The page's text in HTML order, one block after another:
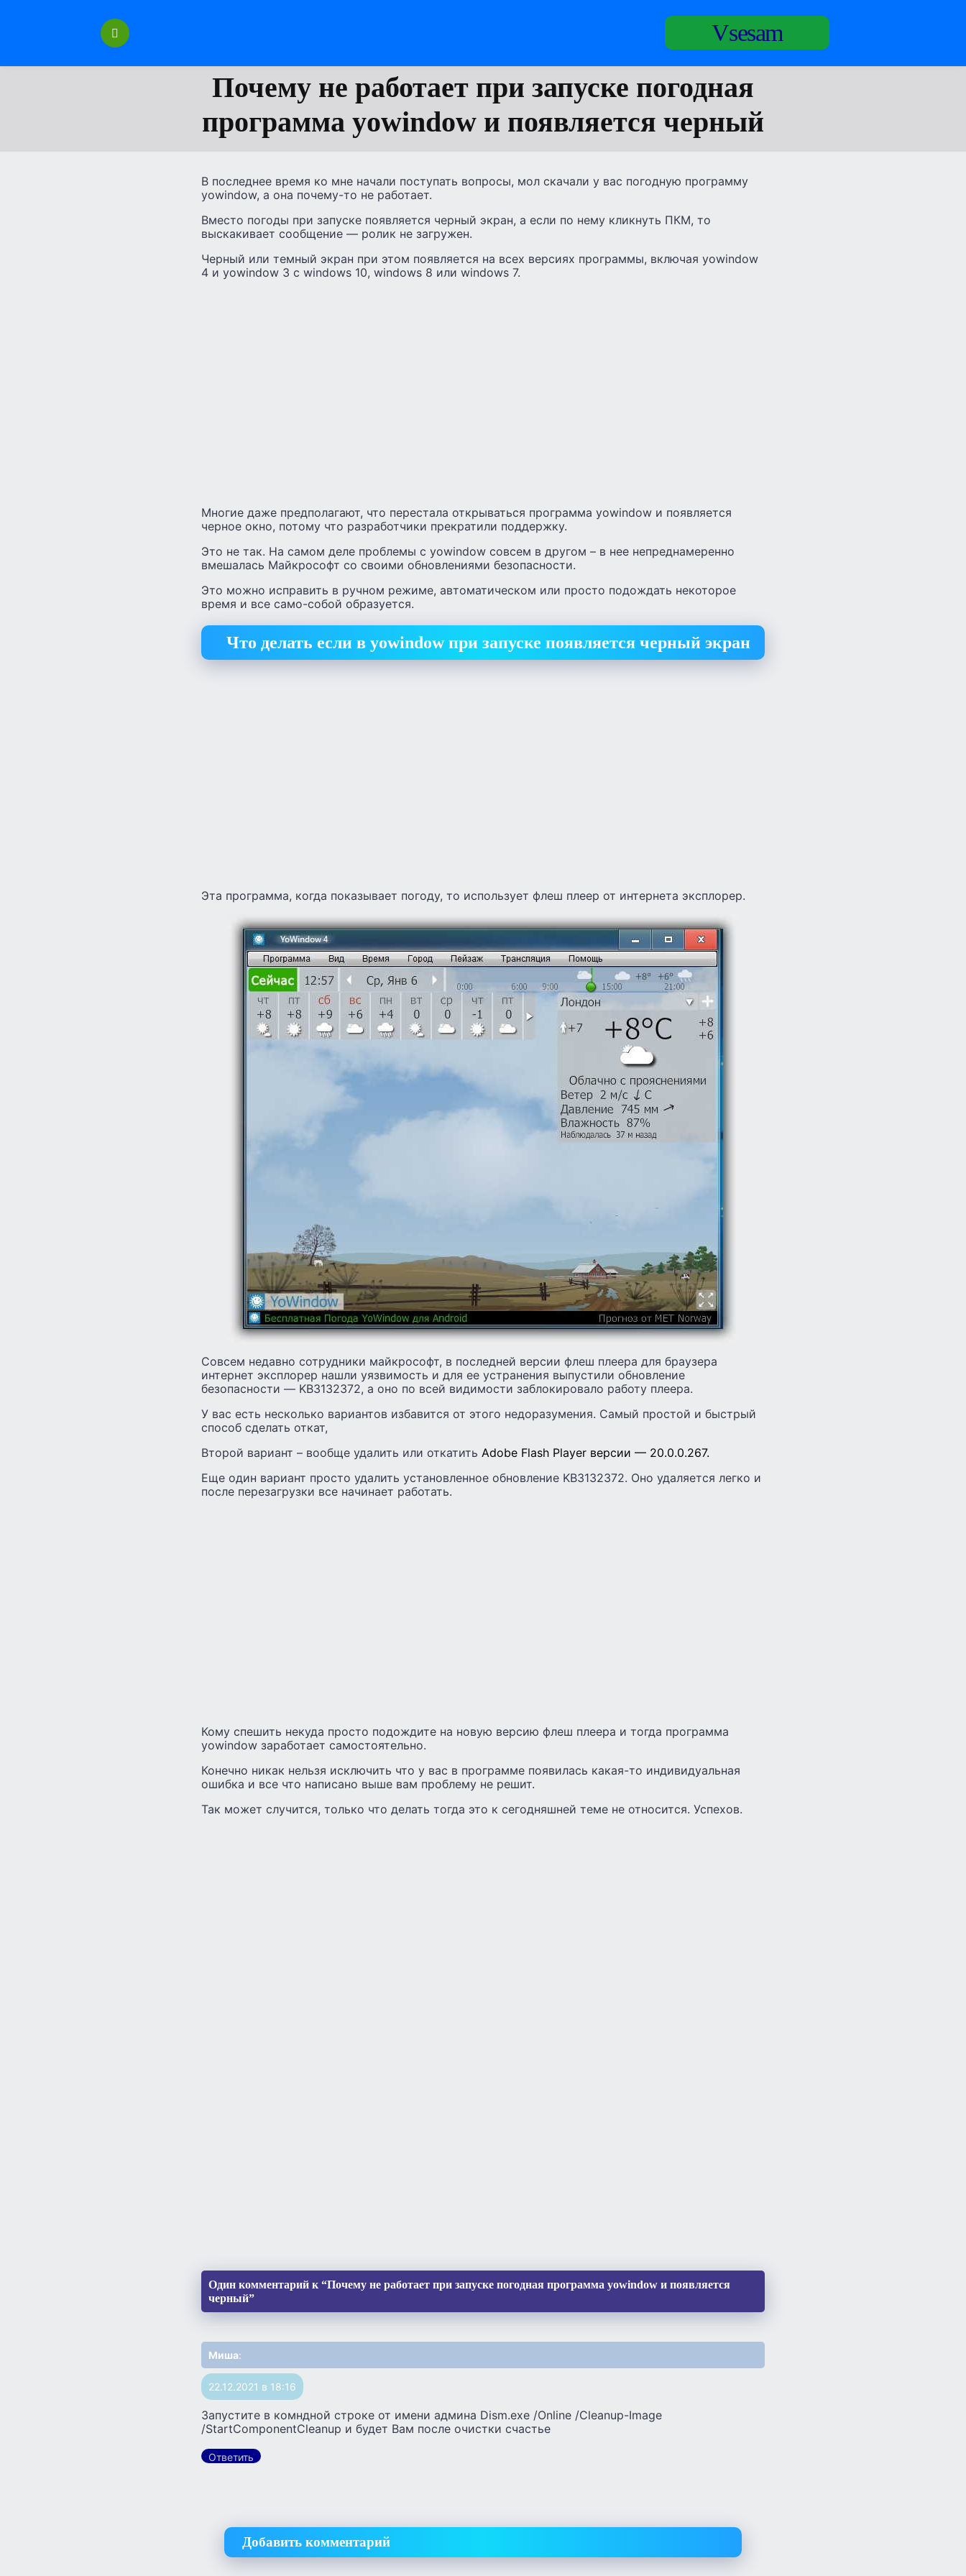
Vsesam
Почему не работает при запуске погодная
программа yowindow и появляется черный
В последнее время ко мне начали поступать вопросы, мол скачали у вас погодную программу
yowindow, а она почему-то не работает.
Вместо погоды при запуске появляется черный экран, а если по нему кликнуть ПКМ, то
выскакивает сообщение — ролик не загружен.
Черный или темный экран при этом появляется на всех версиях программы, включая yowindow
4 и yowindow 3 с windows 10, windows 8 или windows 7.
Многие даже предполагают, что перестала открываться программа yowindow и появляется
черное окно, потому что разработчики прекратили поддержку.
Это не так. На самом деле проблемы с yowindow совсем в другом – в нее непреднамеренно
вмешалась Майкрософт со своими обновлениями безопасности.
Это можно исправить в ручном режиме, автоматическом или просто подождать некоторое
время и все само-собой образуется.
Что делать если в yowindow при запуске появляется черный экран
Эта программа, когда показывает погоду, то использует флеш плеер от интернета эксплорер.
Совсем недавно сотрудники майкрософт, в последней версии флеш плеера для браузера
интернет эксплорер нашли уязвимость и для ее устранения выпустили обновление
безопасности — KB3132372, а оно по всей видимости заблокировало работу плеера.
У вас есть несколько вариантов избавится от этого недоразумения. Самый простой и быстрый
способ сделать откат,
Второй вариант – вообще удалить или откатить Adobe Flash Player версии — 20.0.0.267.
Еще один вариант просто удалить установленное обновление KB3132372. Оно удаляется легко и
после перезагрузки все начинает работать.
Кому спешить некуда просто подождите на новую версию флеш плеера и тогда программа
yowindow заработает самостоятельно.
Конечно никак нельзя исключить что у вас в программе появилась какая-то индивидуальная
ошибка и все что написано выше вам проблему не решит.
Так может случится, только что делать тогда это к сегодняшней теме не относится. Успехов.
Один комментарий к “Почему не работает при запуске погодная программа yowindow и появляется
черный”
Миша:
22.12.2021 в 18:16
Запустите в комндной строке от имени админа Dism.exe /Online /Cleanup-Image
/StartComponentCleanup и будет Вам после очистки счастье
Ответить
Добавить комментарий